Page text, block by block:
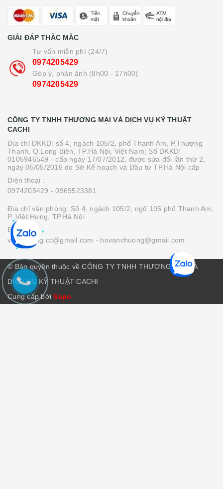
GIẢI ĐÁP THẮC MẮC
Tư vấn miễn phí (24/7)
0974205429
Góp ý, phản ánh (8h00 - 17h00)
0974205429
CÔNG TY TNHH THƯƠNG MẠI VÀ DỊCH VỤ KỸ THUẬT
CACHI
Địa chỉ ĐKKD: số 4, ngách 105/2, phố Thanh Am, P.Thượng
Thanh, Q.Long Biên, TP.Hà Nội, Việt Nam; Số ĐKKD:
0105946549 - cấp ngày 17/07/2012, được sửa đổi lần thứ 2,
ngày 05/05/2016 do Sở Kế hoạch và Đầu tư TP.Hà Nội cấp
Điện thoại :
0974205429 - 0969523381
Địa chỉ văn phòng: Số 4, ngách 105/2, ngõ 105 phố Thanh Am,
P. Việt Hưng, TP.Hà Nội
Email :
vanchuong.cc@gmail.com - hovanchuong@gmail.com
© Bản quyền thuộc về CÔNG TY TNHH THƯƠNG MẠI VÀ
DỊCH VỤ KỸ THUẬT CACHI
Cung cấp bởiSapo